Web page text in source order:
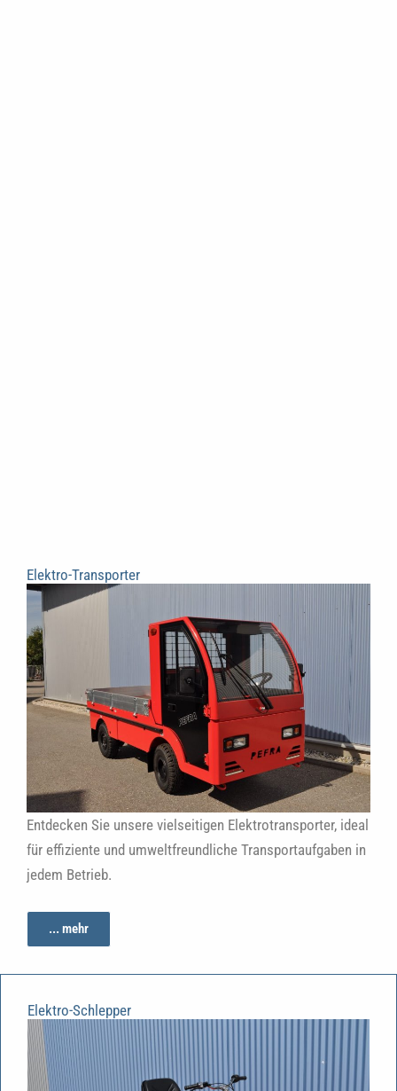
Elektro-Transporter
Entdecken Sie unsere vielseitigen Elektrotransporter, ideal
für effiziente und umweltfreundliche Transportaufgaben in
jedem Betrieb.
... mehr
Elektro-Schlepper